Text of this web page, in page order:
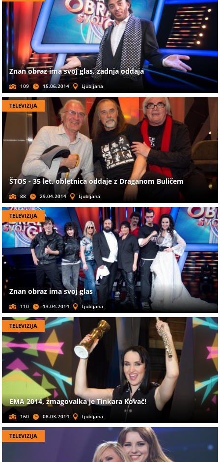
Znan obraz ima svoj glas, zadnja oddaja
109 15.06.2014 Ljubljana
TELEVIZIJA
ŠTOS - 35 let, obletnica oddaje z Draganom Buličem
88 29.04.2014 Ljubljana
TELEVIZIJA
Znan obraz ima svoj glas
110 13.04.2014 Ljubljana
TELEVIZIJA
EMA 2014, zmagovalka je Tinkara Kovač!
160 08.03.2014 Ljubljana
TELEVIZIJA